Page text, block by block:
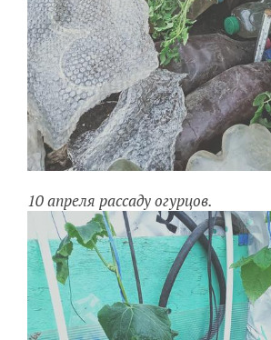
10 апреля рассаду огурцов.